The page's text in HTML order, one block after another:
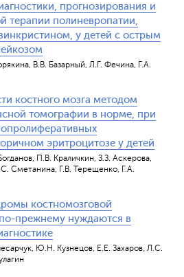
прогнозирования и
терапии полиневропатии,
у детей с острым
В.В. Базарный, Л.Г. Фечина, Г.А.
костного мозга методом
томографии в норме, при
эритроцитозе у детей
П.В. Краличкин, З.З. Аскерова,
Сметанина, Г.В. Терещенко, Г.А.
костномозговой
прежнему нуждаются в
Ю.Н. Кузнецов, Е.Е. Захаров, Л.С.